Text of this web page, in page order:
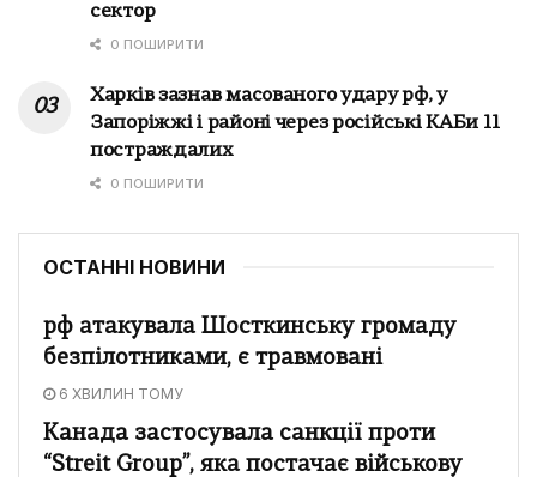
сектор
0 ПОШИРИТИ
Харків зазнав масованого удару рф, у
Запоріжжі і районі через російські КАБи 11
постраждалих
0 ПОШИРИТИ
ОСТАННІ НОВИНИ
рф атакувала Шосткинську громаду
безпілотниками, є травмовані
6 ХВИЛИН ТОМУ
Канада застосувала санкції проти
“Streit Group”, яка постачає військову